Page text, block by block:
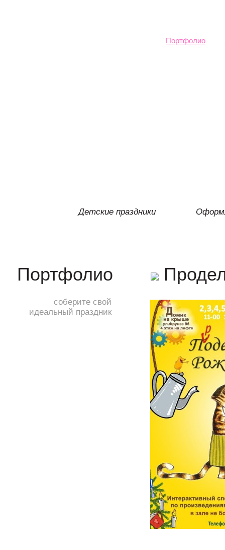
Портфолио
Детские праздники
соберите свой
идеальный праздник
Портфолио